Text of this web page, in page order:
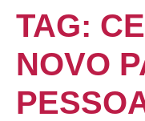
TAG:
NOVO